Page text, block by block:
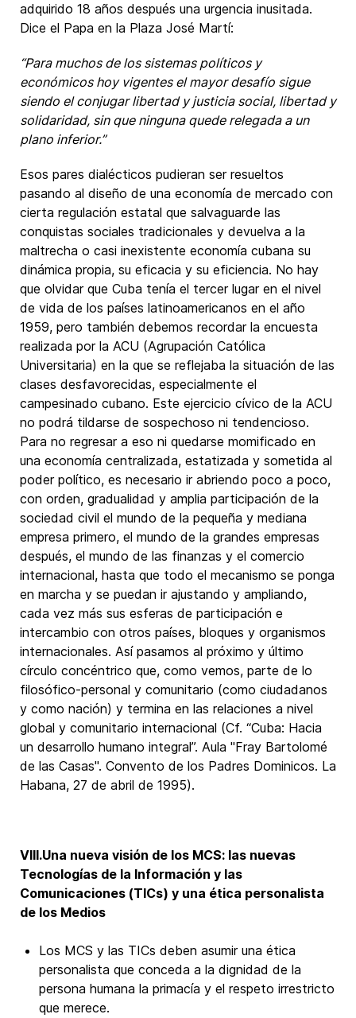
adquirido 18 años después una urgencia inusitada.
Dice el Papa en la Plaza José Martí:
“Para muchos de los sistemas políticos y
económicos hoy vigentes el mayor desafío sigue
siendo el conjugar libertad y justicia social, libertad y
solidaridad, sin que ninguna quede relegada a un
plano inferior.”
Esos pares dialécticos pudieran ser resueltos
pasando al diseño de una economía de mercado con
cierta regulación estatal que salvaguarde las
conquistas sociales tradicionales y devuelva a la
maltrecha o casi inexistente economía cubana su
dinámica propia, su eficacia y su eficiencia. No hay
que olvidar que Cuba tenía el tercer lugar en el nivel
de vida de los países latinoamericanos en el año
1959, pero también debemos recordar la encuesta
realizada por la ACU (Agrupación Católica
Universitaria) en la que se reflejaba la situación de las
clases desfavorecidas, especialmente el
campesinado cubano. Este ejercicio cívico de la ACU
no podrá tildarse de sospechoso ni tendencioso.
Para no regresar a eso ni quedarse momificado en
una economía centralizada, estatizada y sometida al
poder político, es necesario ir abriendo poco a poco,
con orden, gradualidad y amplia participación de la
sociedad civil el mundo de la pequeña y mediana
empresa primero, el mundo de la grandes empresas
después, el mundo de las finanzas y el comercio
internacional, hasta que todo el mecanismo se ponga
en marcha y se puedan ir ajustando y ampliando,
cada vez más sus esferas de participación e
intercambio con otros países, bloques y organismos
internacionales. Así pasamos al próximo y último
círculo concéntrico que, como vemos, parte de lo
filosófico-personal y comunitario (como ciudadanos
y como nación) y termina en las relaciones a nivel
global y comunitario internacional (Cf. “Cuba: Hacia
un desarrollo humano integral”. Aula "Fray Bartolomé
de las Casas". Convento de los Padres Dominicos. La
Habana, 27 de abril de 1995).
VIII.Una nueva visión de los MCS: las nuevas
Tecnologías de la Información y las
Comunicaciones (TICs) y una ética personalista
de los Medios
Los MCS y las TICs deben asumir una ética
personalista que conceda a la dignidad de la
persona humana la primacía y el respeto irrestricto
que merece.